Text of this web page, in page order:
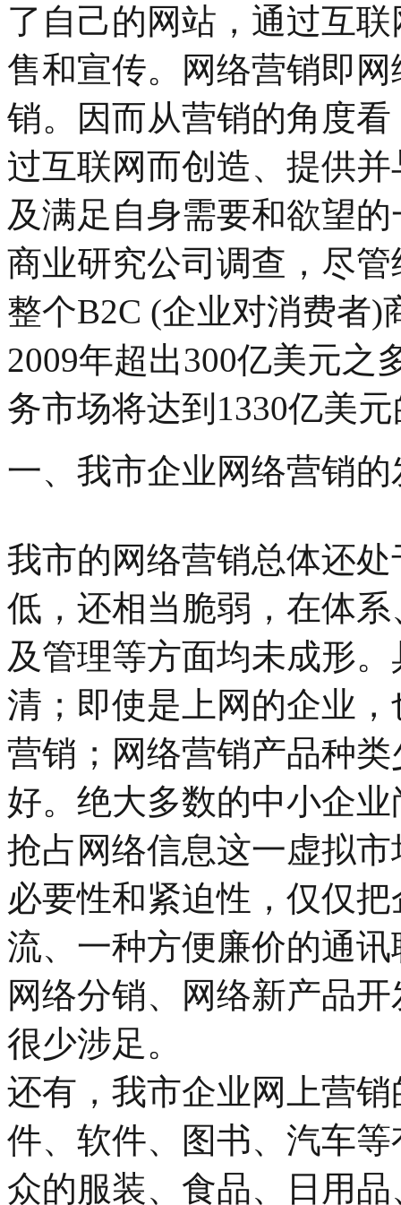
了自己的网站，通过互
售和宣传。网络营销即
销。因而从营销的角度
过互联网而创造、提供
及满足自身需要和欲望
商业研究公司调查，尽
整个B2C (企业对消费者)
2009年超出300亿美元之
务市场将达到1330亿美
一、我市企业网络营销
我市的网络营销总体还
低，还相当脆弱，在体
及管理等方面均未成形
清；即使是上网的企业
营销；网络营销产品种
好。绝大多数的中小企
抢占网络信息这一虚拟
必要性和紧迫性，仅仅
流、一种方便廉价的通
网络分销、网络新产品
很少涉足。
还有，我市企业网上营
件、软件、图书、汽车
众的服装、食品、日用